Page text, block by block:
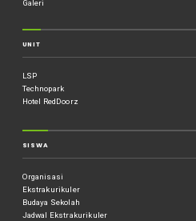
Galeri
UNIT
LSP
Technopark
Hotel RedDoorz
SISWA
Organisasi
Ekstrakurikuler
Budaya Sekolah
Jadwal Ekstrakurikuler